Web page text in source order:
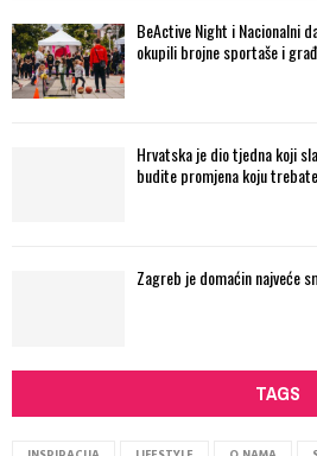
BeActive Night i Nacionalni
okupili brojne sportaše i
Hrvatska je dio tjedna koji
budite promjena koju
Zagreb je domaćin najveće
TAGS